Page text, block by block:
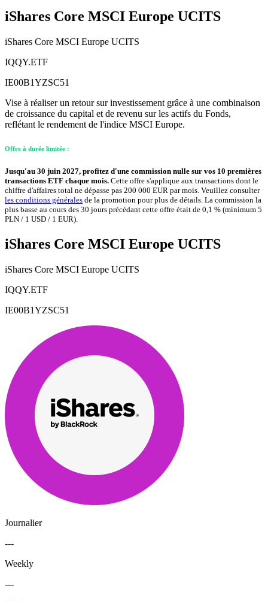
iShares Core MSCI Europe UCITS
iShares Core MSCI Europe UCITS
IQQY.ETF
IE00B1YZSC51
Vise à réaliser un retour sur investissement grâce à une combinaison
de croissance du capital et de revenu sur les actifs du Fonds,
reflétant le rendement de l'indice MSCI Europe.
Offre à durée limitée :
Jusqu'au 30 juin 2027, profitez d'une commission nulle sur vos 10 premières
transactions ETF chaque mois. Cette offre s'applique aux transactions dont le
chiffre d'affaires total ne dépasse pas 200 000 EUR par mois. Veuillez consulter
les conditions générales de la promotion pour plus de détails. La commission la
plus basse au cours des 30 jours précédant cette offre était de 0,1 % (minimum 5
PLN / 1 USD / 1 EUR).
iShares Core MSCI Europe UCITS
iShares Core MSCI Europe UCITS
IQQY.ETF
IE00B1YZSC51
Journalier
---
Weekly
---